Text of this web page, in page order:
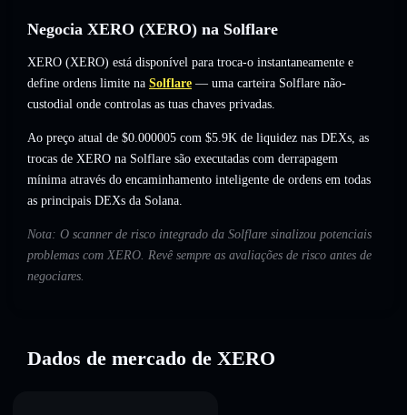
Negocia XERO (XERO) na Solflare
XERO (XERO) está disponível para troca-o instantaneamente e
define ordens limite na Solflare — uma carteira Solflare não-
custodial onde controlas as tuas chaves privadas.
Ao preço atual de $0.000005 com $5.9K de liquidez nas DEXs, as
trocas de XERO na Solflare são executadas com derrapagem
mínima através do encaminhamento inteligente de ordens em todas
as principais DEXs da Solana.
Nota: O scanner de risco integrado da Solflare sinalizou potenciais
problemas com XERO. Revê sempre as avaliações de risco antes de
negociares.
Dados de mercado de XERO